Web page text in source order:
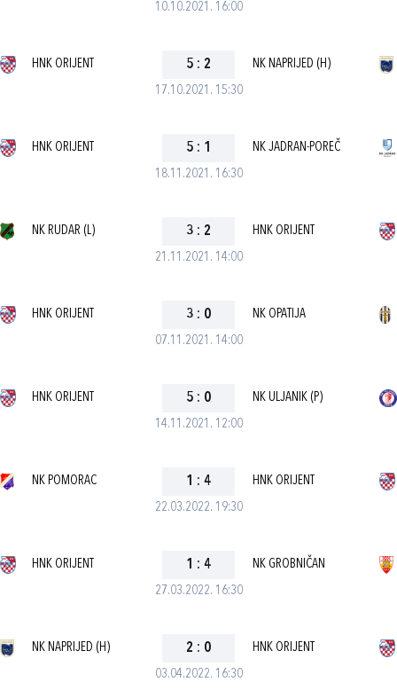
10.10.2021. 16:00
17.10.2021. 15:30
HNK ORIJENT 5 : 2 NK NAPRIJED (H)
18.11.2021. 16:30
HNK ORIJENT 5 : 1 NK JADRAN-POREČ
21.11.2021. 14:00
NK RUDAR (L) 3 : 2 HNK ORIJENT
07.11.2021. 14:00
HNK ORIJENT 3 : 0 NK OPATIJA
14.11.2021. 12:00
HNK ORIJENT 5 : 0 NK ULJANIK (P)
22.03.2022. 19:30
NK POMORAC 1 : 4 HNK ORIJENT
27.03.2022. 16:30
HNK ORIJENT 1 : 4 NK GROBNIČAN
03.04.2022. 16:30
NK NAPRIJED (H) 2 : 0 HNK ORIJENT